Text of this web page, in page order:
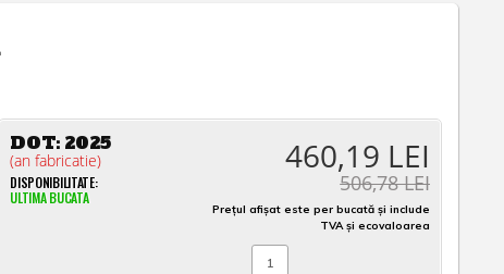
DOT: 2025
(an fabricatie)
DISPONIBILITATE:
ULTIMA BUCATA
460,19 LEI
506,78 LEI
Prețul afișat este per bucată și include
TVA și ecovaloarea